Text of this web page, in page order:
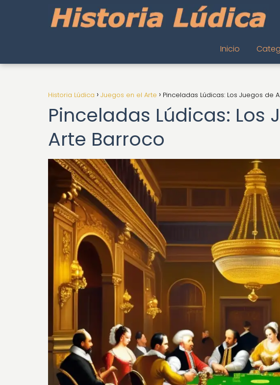
Inicio
Historia Lúdica Juegos en el Arte Pinceladas Lúdicas: Los Juegos de
Pinceladas Lúdicas: Los
Arte Barroco